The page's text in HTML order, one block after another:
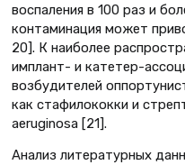
воспаления в 100 раз и
контаминация может
20]. К наиболее
имплант- и катетер-
возбудителей
как стафилококки и
aeruginosa [21].
Анализ литературных